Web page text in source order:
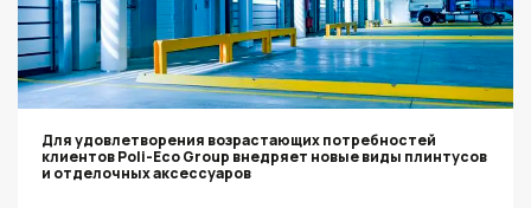
Для удовлетворения возрастающих потребностей
клиентов Poli-Eco Group внедряет новые виды плинтусов
и отделочных аксессуаров